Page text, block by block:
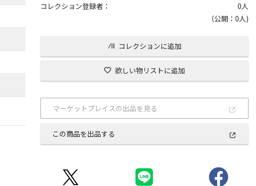
コレクション登録者：
0人
（公開：0人)
コレクションに追加
欲しい物リストに追加
マーケットプレイスの出品を見る
この商品を出品する